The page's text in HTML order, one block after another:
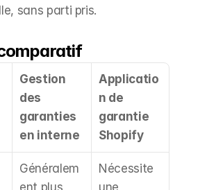
sans parti pris.
Gestion
des
garanties
en interne
Applicatio
n de
garantie
Shopify
Généralem
Nécessite